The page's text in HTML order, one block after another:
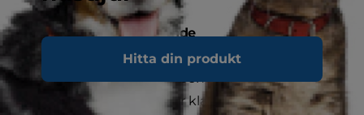
Hitta din produkt
Belöna ett gott beteende
När valpen uträttar sina behov berömmer du
den lugnt och när den är klar ger du valpen en